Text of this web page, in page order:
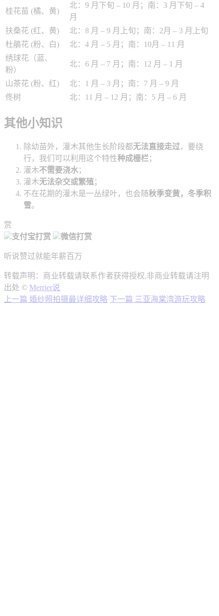
桂花苗 (橘、黄)
北：9 月下旬 – 10 月；南：3 月下旬 – 4
月
扶桑花 (红、黄)
北：8 月 – 9 月上旬；南：2月 – 3 月上旬
杜鵑花 (粉、白)
北：4 月 – 5 月；南：10月 – 11 月
绣球花（蓝、
粉）
北：6 月 – 7 月；南：12 月 – 1 月
山茶花 (粉、红)
北：1 月 – 3 月；南：7 月 – 9 月
佟树
北：11 月 – 12 月；南：5 月 – 6 月
其他小知识
除幼苗外，灌木其他生长阶段都无法直接走过，要绕
行，我们可以利用这个特性种成栅栏；
灌木不需要浇水；
灌木无法杂交或繁殖；
不在花期的灌木是一丛绿叶，也会随秋季变黄，冬季积
雪。
赏
支付宝打赏
微信打赏
听说赞过就能年薪百万
转载声明：商业转载请联系作者获得授权,非商业转载请注明
出处 © Merrier说
上一篇 婚纱照拍摄最详细攻略 下一篇 三亚海棠湾游玩攻略